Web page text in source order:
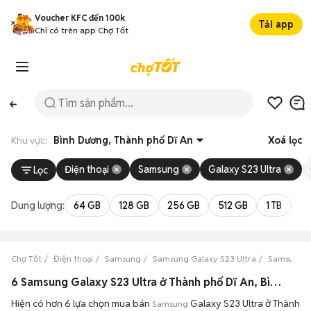
Voucher KFC đến 100k
Chỉ có trên app Chợ Tốt
Tải app
Khu vực: Bình Dương, Thành phố Dĩ An Xoá lọc
Lọc Điện thoại Samsung Galaxy S23 Ultra
Dung lượng: 64 GB 128 GB 256 GB 512 GB 1 TB
Chợ Tốt Điện thoại Samsung Samsung Galaxy S23 Ultra Samsung
6 Samsung Galaxy S23 Ultra ở Thành phố Dĩ An, Bình Dương máy bền đẹp đang bán 08/2026
Hiện có hơn 6 lựa chọn mua bán Samsung Galaxy S23 Ultra ở Thành